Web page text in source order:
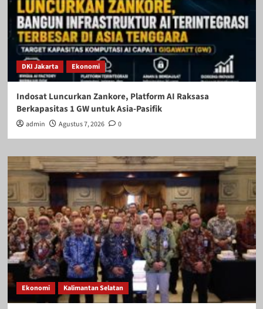
DKI Jakarta Ekonomi
Indosat Luncurkan Zankore, Platform AI Raksasa
Berkapasitas 1 GW untuk Asia-Pasifik
admin Agustus 7, 2026 0
Ekonomi Kalimantan Selatan